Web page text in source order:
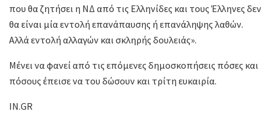
που θα ζητήσει η ΝΔ από τις Ελληνίδες και τους Έλληνες δεν
θα είναι μία εντολή επανάπαυσης ή επανάληψης λαθών.
Αλλά εντολή αλλαγών και σκληρής δουλειάς».
Μένει να φανεί από τις επόμενες δημοσκοπήσεις πόσες και
πόσους έπεισε να του δώσουν και τρίτη ευκαιρία.
IN.GR